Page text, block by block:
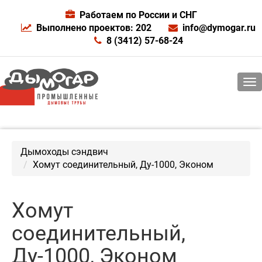
Работаем по России и СНГ
Выполнено проектов: 202
info@dymogar.ru
8 (3412) 57-68-24
Дымоходы сэндвич
Хомут соединительный, Ду-1000, Эконом
Хомут
соединительный,
Ду-1000, Эконом